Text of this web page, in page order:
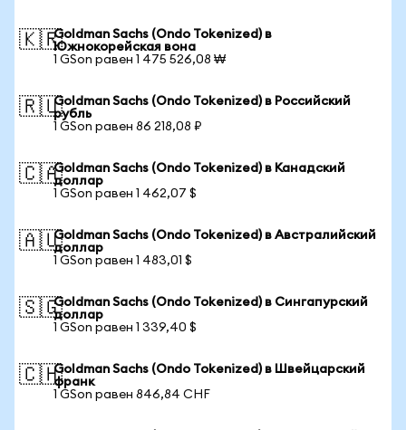
🇰🇷Goldman Sachs (Ondo Tokenized) в
Южнокорейская вона
1 GSon равен 1 475 526,08 ₩
🇷🇺Goldman Sachs (Ondo Tokenized) в Российский
рубль
1 GSon равен 86 218,08 ₽
🇨🇦Goldman Sachs (Ondo Tokenized) в Канадский
доллар
1 GSon равен 1 462,07 $
🇦🇺Goldman Sachs (Ondo Tokenized) в Австралийский
доллар
1 GSon равен 1 483,01 $
🇸🇬Goldman Sachs (Ondo Tokenized) в Сингапурский
доллар
1 GSon равен 1 339,40 $
🇨🇭Goldman Sachs (Ondo Tokenized) в Швейцарский
франк
1 GSon равен 846,84 CHF